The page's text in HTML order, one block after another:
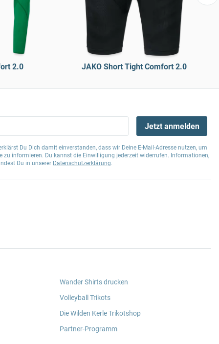
2.0 JAKO Short Tight Comfort 2.0
Jetzt anmelden
Du Dich damit einverstanden, dass wir Deine E-Mail-Adresse nutzen, um
zu informieren. Du kannst die Einwilligung jederzeit widerrufen. Informationen,
Du in unserer Datenschutzerklärung.
Wander Shirts drucken
Volleyball Trikots
Die Wilden Kerle Trikotshop
Partner-Programm